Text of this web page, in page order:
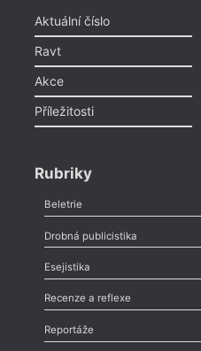
Aktuální číslo
Ravt
Akce
Příležitosti
Rubriky
Beletrie
Poezie,Próza,Dokumenty
Drobná publicistika
Odlesk
Nekrolog,Glosa,Sloupek,
Esejistika
Esej ,Pádlo,Úvaha
Recenze a reflexe
Recenze
Méně slov o próze,Celá
Reportáže